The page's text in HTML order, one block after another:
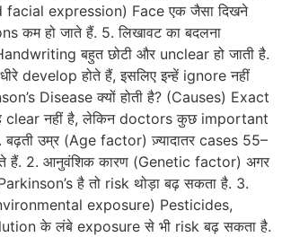
facial expression) Face एक जैसा दिखने
कम हो जाते हैं. 5. लिखावट का बदलना
बहुत छोटी और unclear हो जाती है.
develop होते हैं, इसलिए इन्हें ignore नहीं
Disease क्यों होती है? (Causes) Exact
clear नहीं है, लेकिन doctors कुछ important
बढ़ती उम्र (Age factor) ज़्यादातर cases 55–
हैं. 2. आनुवंशिक कारण (Genetic factor) अगर
है तो risk थोड़ा बढ़ सकता है. 3.
exposure) Pesticides,
के लंबे exposure से भी risk बढ़ सकता है.